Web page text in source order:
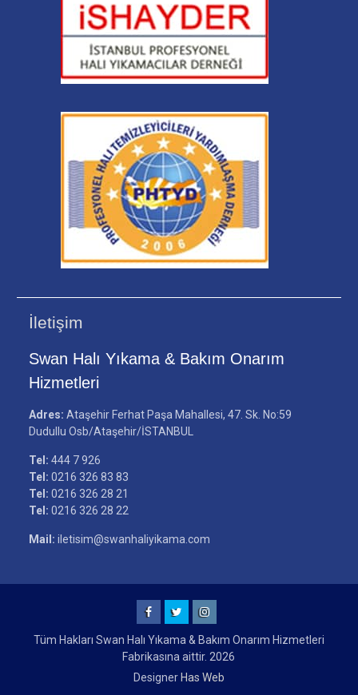
İletişim
Swan Halı Yıkama & Bakım Onarım
Hizmetleri
Adres: Ataşehir Ferhat Paşa Mahallesi, 47. Sk. No:59
Dudullu Osb/Ataşehir/İSTANBUL
Tel: 444 7 926
Tel: 0216 326 83 83
Tel: 0216 326 28 21
Tel: 0216 326 28 22
Mail: iletisim@swanhaliyikama.com
Tüm Hakları Swan Halı Yıkama & Bakım Onarım Hizmetleri
Fabrikasına aittir. 2026
DesignerHas Web